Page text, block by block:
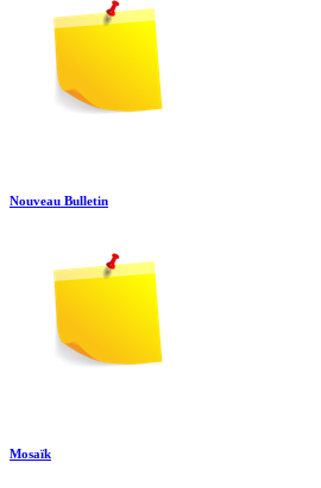
Nouveau Bulletin
Mosaïk